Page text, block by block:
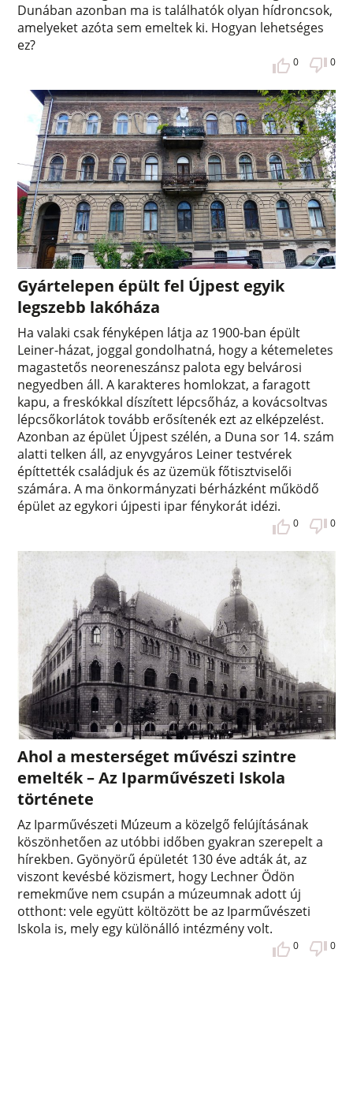
Dunában azonban ma is találhatók olyan hídroncsok,
amelyeket azóta sem emeltek ki. Hogyan lehetséges
ez?
0 0
Gyártelepen épült fel Újpest egyik
legszebb lakóháza
Ha valaki csak fényképen látja az 1900-ban épült
Leiner-házat, joggal gondolhatná, hogy a kétemeletes
magastetős neoreneszánsz palota egy belvárosi
negyedben áll. A karakteres homlokzat, a faragott
kapu, a freskókkal díszített lépcsőház, a kovácsoltvas
lépcsőkorlátok tovább erősítenék ezt az elképzelést.
Azonban az épület Újpest szélén, a Duna sor 14. szám
alatti telken áll, az enyvgyáros Leiner testvérek
építtették családjuk és az üzemük főtisztviselői
számára. A ma önkormányzati bérházként működő
épület az egykori újpesti ipar fénykorát idézi.
0 0
Ahol a mesterséget művészi szintre
emelték – Az Iparművészeti Iskola
története
Az Iparművészeti Múzeum a közelgő felújításának
köszönhetően az utóbbi időben gyakran szerepelt a
hírekben. Gyönyörű épületét 130 éve adták át, az
viszont kevésbé közismert, hogy Lechner Ödön
remekműve nem csupán a múzeumnak adott új
otthont: vele együtt költözött be az Iparművészeti
Iskola is, mely egy különálló intézmény volt.
0 0